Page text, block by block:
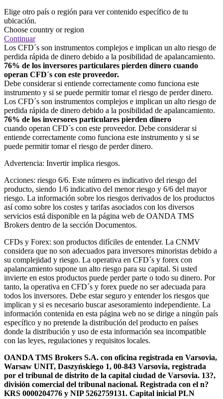
Elige otro país o región para ver contenido específico de tu
ubicación.
Choose country or region
Continuar
Los CFD´s son instrumentos complejos e implican un alto riesgo de
perdida rápida de dinero debido a la posibilidad de apalancamiento.
76% de los inversores particulares pierden dinero cuando
operan CFD´s con este proveedor.
Debe considerar si entiende correctamente como funciona este
instrumento y si se puede permitir tomar el riesgo de perder dinero.
Los CFD´s son instrumentos complejos e implican un alto riesgo de
perdida rápida de dinero debido a la posibilidad de apalancamiento.
76% de los inversores particulares pierden dinero
cuando operan CFD´s con este proveedor. Debe considerar si
entiende correctamente como funciona este instrumento y si se
puede permitir tomar el riesgo de perder dinero.
Advertencia: Invertir implica riesgos.
Acciones: riesgo 6/6. Este número es indicativo del riesgo del
producto, siendo 1/6 indicativo del menor riesgo y 6/6 del mayor
riesgo. La información sobre los riesgos derivados de los productos
así como sobre los costes y tarifas asociados con los diversos
servicios está disponible en la página web de OANDA TMS
Brokers dentro de la sección Documentos.
CFDs y Forex: son productos difíciles de entender. La CNMV
considera que no son adecuados para inversores minoristas debido a
su complejidad y riesgo. La operativa en CFD´s y forex con
apalancamiento supone un alto riesgo para su capital. Si usted
invierte en estos productos puede perder parte o todo su dinero. Por
tanto, la operativa en CFD´s y forex puede no ser adecuada para
todos los inversores. Debe estar seguro y entender los riesgos que
implican y si es necesario buscar asesoramiento independiente. La
información contenida en esta página web no se dirige a ningún país
específico y no pretende la distribución del producto en países
donde la distribución y uso de esta información sea incompatible
con las leyes, regulaciones y requisitos locales.
OANDA TMS Brokers S.A. con oficina registrada en Varsovia,
Warsaw UNIT, Daszyńskiego 1, 00-843 Varsovia, registrada
por el tribunal de distrito de la capital ciudad de Varsovia. 13?,
división comercial del tribunal nacional. Registrada con el n?
KRS 0000204776 y NIP 5262759131. Capital inicial PLN